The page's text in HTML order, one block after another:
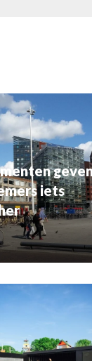
iets